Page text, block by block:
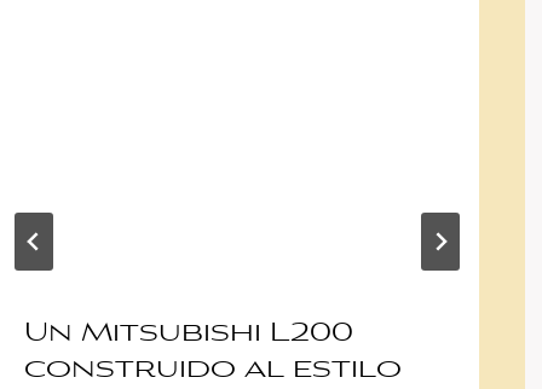
Un Mitsubishi L200
construido al estilo